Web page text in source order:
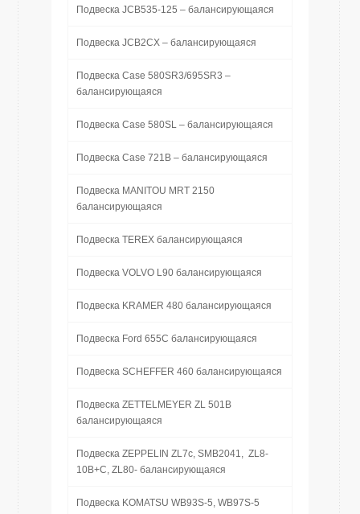
Подвеска JCB535-125 – балансирующаяся
Подвеска JCB2CX – балансирующаяся
Подвеска Case 580SR3/695SR3 –
балансирующаяся
Подвеска Case 580SL – балансирующаяся
Подвеска Case 721B – балансирующаяся
Подвеска MANITOU MRT 2150
балансирующаяся
Подвеска TEREX балансирующаяся
Подвеска VOLVO L90 балансирующаяся
Подвеска KRAMER 480 балансирующаяся
Подвеска Ford 655C балансирующаяся
Подвеска SCHEFFER 460 балансирующаяся
Подвеска ZETTELMEYER ZL 501B
балансирующаяся
Подвеска ZEPPELIN ZL7c, SMB2041, ZL8-
10B+C, ZL80- балансирующаяся
Подвеска KOMATSU WB93S-5, WB97S-5